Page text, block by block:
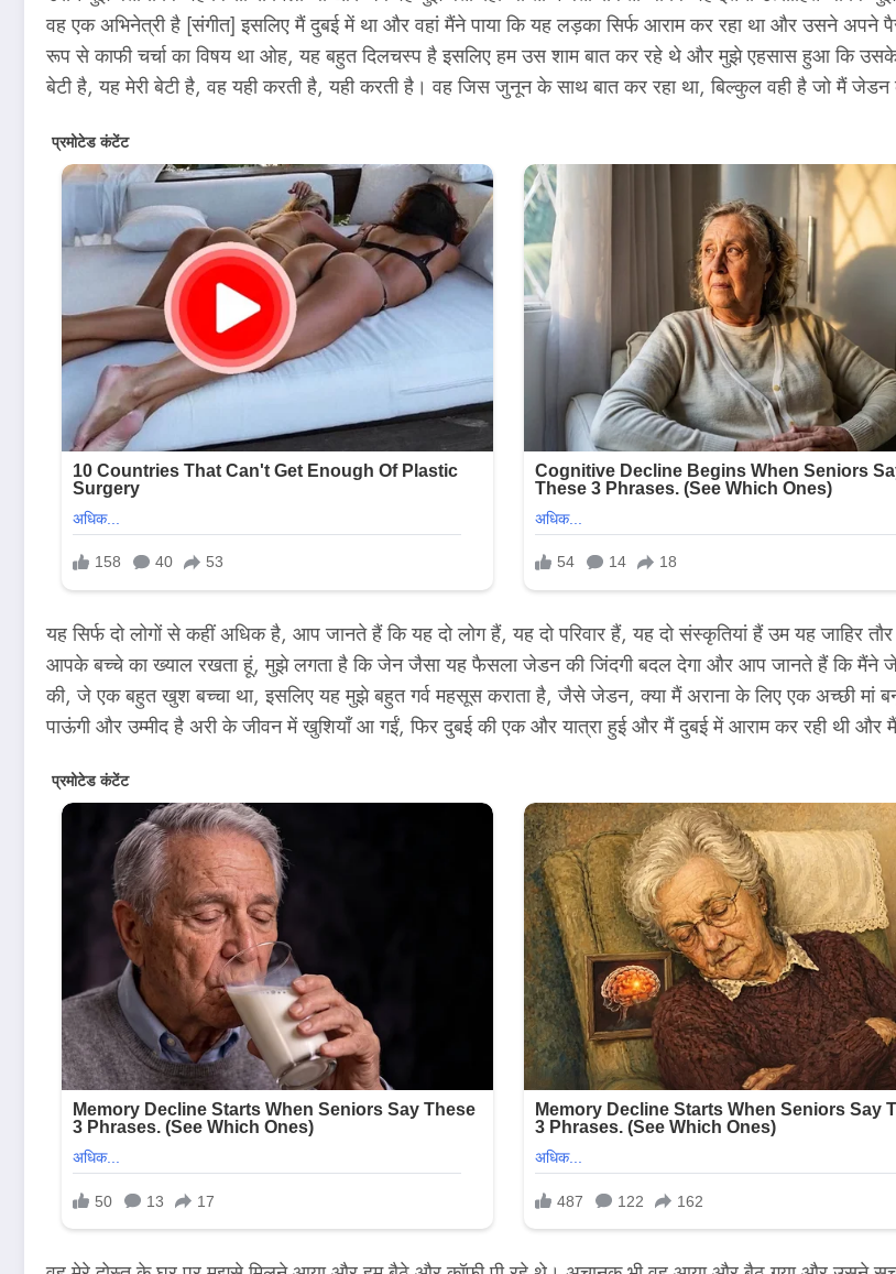
वह एक अभिनेत्री है [संगीत] इसलिए मैं दुबई में था और वहां मैंने पाया कि यह लड़का सिर्फ आराम कर रहा था और उसने अपने
रूप से काफी चर्चा का विषय था ओह, यह बहुत दिलचस्प है इसलिए हम उस शाम बात कर रहे थे और मुझे एहसास हुआ कि
बेटी है, यह मेरी बेटी है, वह यही करती है, यही करती है। वह जिस जुनून के साथ बात कर रहा था, बिल्कुल वही है जो मैं
यह सिर्फ दो लोगों से कहीं अधिक है, आप जानते हैं कि यह दो लोग हैं, यह दो परिवार हैं, यह दो संस्कृतियां हैं उम यह जाहिर
आपके बच्चे का ख्याल रखता हूं, मुझे लगता है कि जेन जैसा यह फैसला जेडन की जिंदगी बदल देगा और आप जानते हैं कि
की, जे एक बहुत खुश बच्चा था, इसलिए यह मुझे बहुत गर्व महसूस कराता है, जैसे जेडन, क्या मैं अराना के लिए एक अच्छी मां
पाऊंगी और उम्मीद है अरी के जीवन में खुशियाँ आ गईं, फिर दुबई की एक और यात्रा हुई और मैं दुबई में आराम कर रही थी और